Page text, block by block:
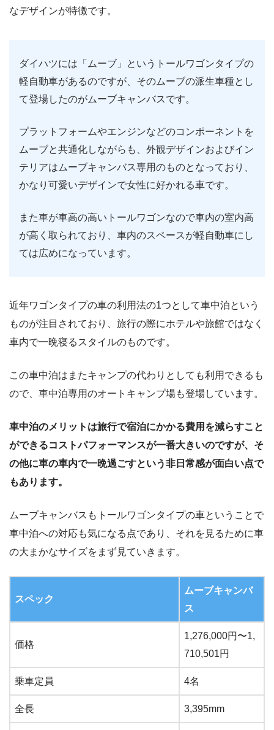
なデザインが特徴です。
ダイハツには「ムーブ」というトールワゴンタイプの
軽自動車があるのですが、そのムーブの派生車種とし
て登場したのがムーブキャンバスです。
プラットフォームやエンジンなどのコンポーネントを
ムーブと共通化しながらも、外観デザインおよびイン
テリアはムーブキャンバス専用のものとなっており、
かなり可愛いデザインで女性に好かれる車です。
また車が車高の高いトールワゴンなので車内の室内高
が高く取られており、車内のスペースが軽自動車にし
ては広めになっています。
近年ワゴンタイプの車の利用法の1つとして車中泊という
ものが注目されており、旅行の際にホテルや旅館ではなく
車内で一晩寝るスタイルのものです。
この車中泊はまたキャンプの代わりとしても利用できるも
ので、車中泊専用のオートキャンプ場も登場しています。
車中泊のメリットは旅行で宿泊にかかる費用を減らすこと
ができるコストパフォーマンスが一番大きいのですが、そ
の他に車の車内で一晩過ごすという非日常感が面白い点で
もあります。
ムーブキャンバスもトールワゴンタイプの車ということで
車中泊への対応も気になる点であり、それを見るために車
の大まかなサイズをまず見ていきます。
スペック
ムーブキャンバ
ス
価格
1,276,000円〜1,
710,501円
乗車定員 4名
全長 3,395mm